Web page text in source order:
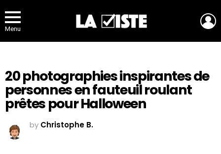
Menu
20 photographies inspirantes de
personnes en fauteuil roulant
prêtes pour Halloween
by Christophe B.